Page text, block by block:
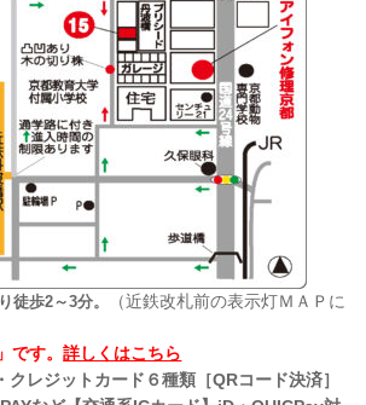
徒歩2～3分。
（近鉄改札前の表示灯ＭＡＰに
です。詳しくはこちら
クレジットカード６種類［QRコード決済］